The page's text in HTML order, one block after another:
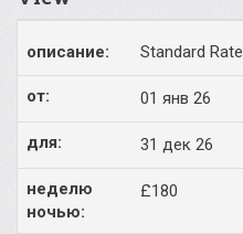
Standard Rate
01 янв 26
31 дек 26
£180